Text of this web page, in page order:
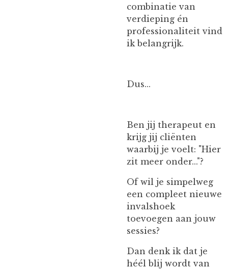
combinatie van
verdieping én
professionaliteit vind
ik belangrijk.
Dus...
Ben jij therapeut en
krijg jij cliënten
waarbij je voelt: "Hier
zit meer onder..."?
Of wil je simpelweg
een compleet nieuwe
invalshoek
toevoegen aan jouw
sessies?
Dan denk ik dat je
héél blij wordt van